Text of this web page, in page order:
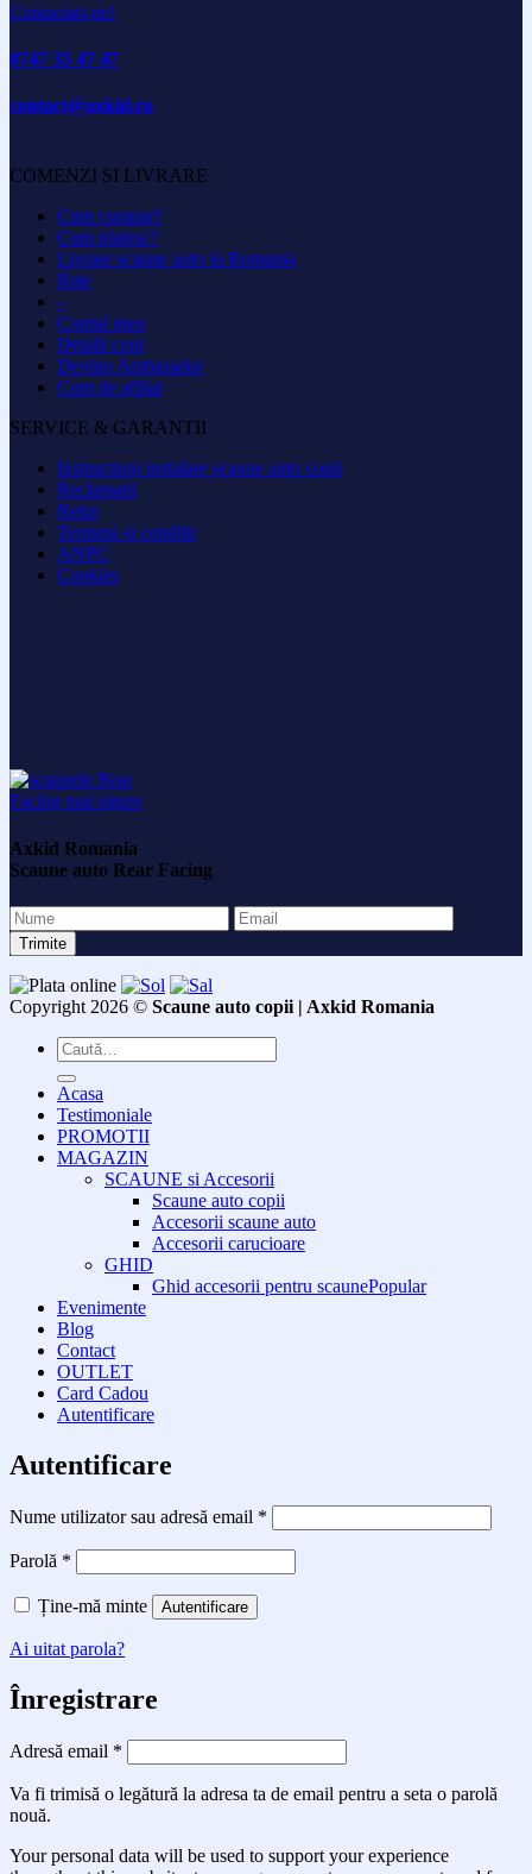
Contactati-ne!
0747 35 47 47
contact@axkid.ro
COMENZI SI LIVRARE
Cum cumpar?
Cum platesc?
Livrare scaune auto in Romania
Rate
–
Contul meu
Detalii cont
Devino Ambasador
Cont de afiliat
SERVICE & GARANTII
Instructiuni instalare scaune auto copii
Reclamatii
Retur
Termeni si conditii
ANPC
Cookies
Axkid Romania
Scaune auto Rear Facing
Copyright 2026 © Scaune auto copii | Axkid Romania
Caută
după:
Acasa
Testimoniale
PROMOTII
MAGAZIN
SCAUNE si Accesorii
Scaune auto copii
Accesorii scaune auto
Accesorii carucioare
GHID
Ghid accesorii pentru scaune
Evenimente
Blog
Contact
OUTLET
Card Cadou
Autentificare
Autentificare
Nume utilizator sau adresă email *
Parolă *
Ține-mă minte Autentificare
Ai uitat parola?
Înregistrare
Adresă email *
Va fi trimisă o legătură la adresa ta de email pentru a seta o parolă
nouă.
Your personal data will be used to support your experience